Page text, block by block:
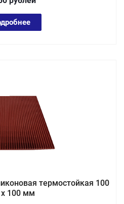
термостойкая 100
100 мм